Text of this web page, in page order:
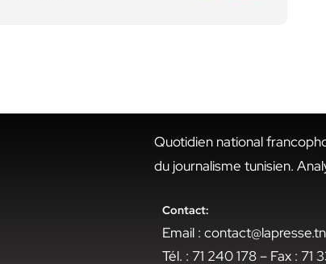
Quotidien national
du journalisme tunisien.
Contact:
Email :
Tél. : 71 240 178 – Fax : 71